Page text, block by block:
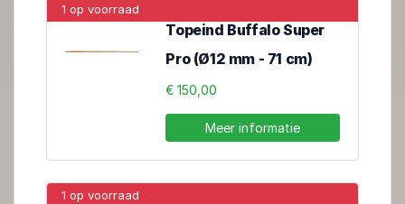
1 op voorraad
Topeind Buffalo Super
Pro (Ø12 mm - 71 cm)
€ 150,00
Meer informatie
1 op voorraad